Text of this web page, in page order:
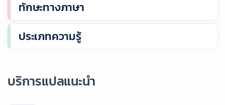
ทักษะทางภาษา
ประเภทความรู้
บริการแปลแนะนำ